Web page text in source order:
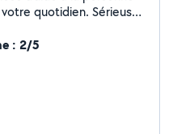
quotidien. Sérieuse,
au
: 2/5